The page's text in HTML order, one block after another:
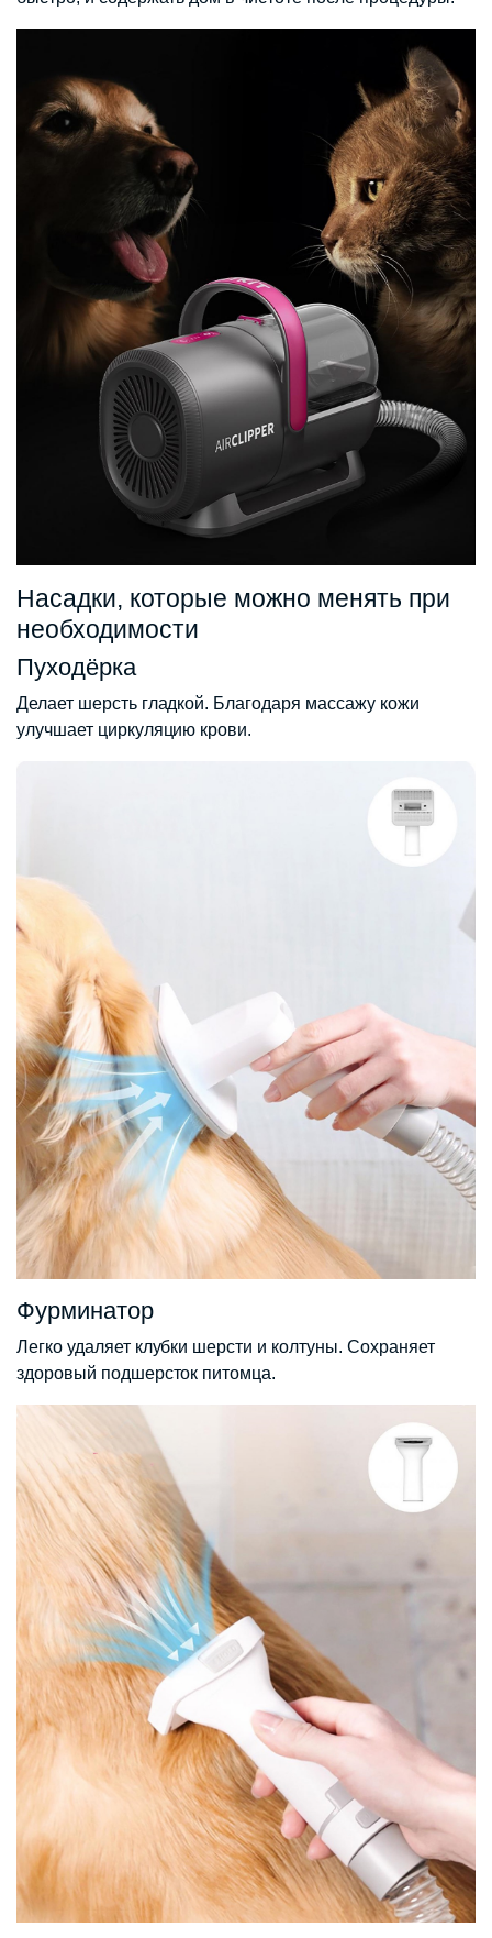
Насадки, которые можно менять при
необходимости
Пуходёрка
Делает шерсть гладкой. Благодаря массажу кожи
улучшает циркуляцию крови.
Фурминатор
Легко удаляет клубки шерсти и колтуны. Сохраняет
здоровый подшерсток питомца.